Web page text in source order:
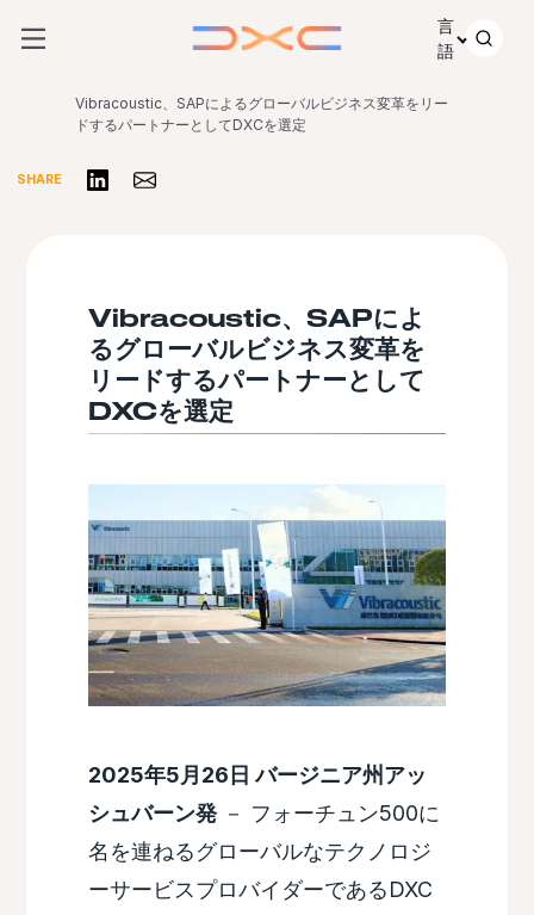
言
語
Vibracoustic、SAPによるグローバルビジネス変革をリー
ドするパートナーとしてDXCを選定
SHARE リンクトインで共有する
Share via Email
Vibracoustic、SAPによ
るグローバルビジネス変革を
リードするパートナーとして
DXCを選定
2025年5月26日 バージニア州アッ
シュバーン発－ フォーチュン500に
名を連ねるグローバルなテクノロジ
ーサービスプロバイダーであるDXC